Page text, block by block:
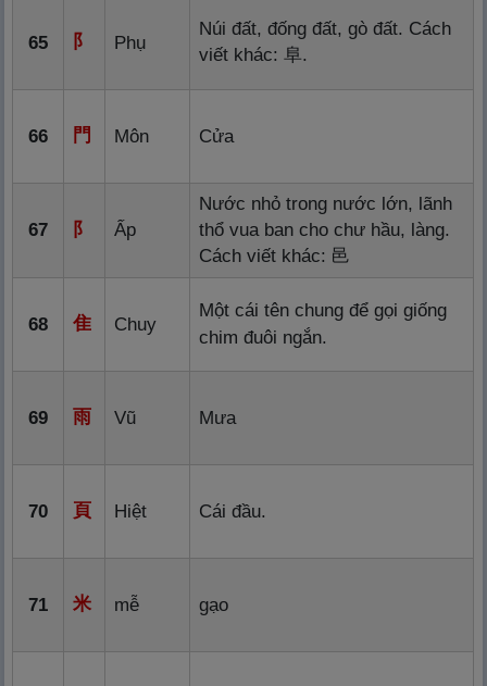
65 阝 Phụ
Núi đất, đống đất, gò đất. Cách
viết khác: 阜.
66 門 Môn Cửa
67 阝 Ấp
Nước nhỏ trong nước lớn, lãnh
thổ vua ban cho chư hầu, làng.
Cách viết khác: 邑
68 隹 Chuy
Một cái tên chung để gọi giống
chim đuôi ngắn.
69 雨 Vũ Mưa
70 頁 Hiệt Cái đầu.
71 米 mễ gạo